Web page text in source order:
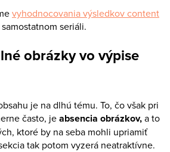
vyhodnocovania výsledkov content
seriáli.
obrázky vo výpise
je na dlhú tému. To, čo však pri
často, jeabsencia obrázkov,a to
ktoré by na seba mohli upriamiť
tak potom vyzerá neatraktívne.